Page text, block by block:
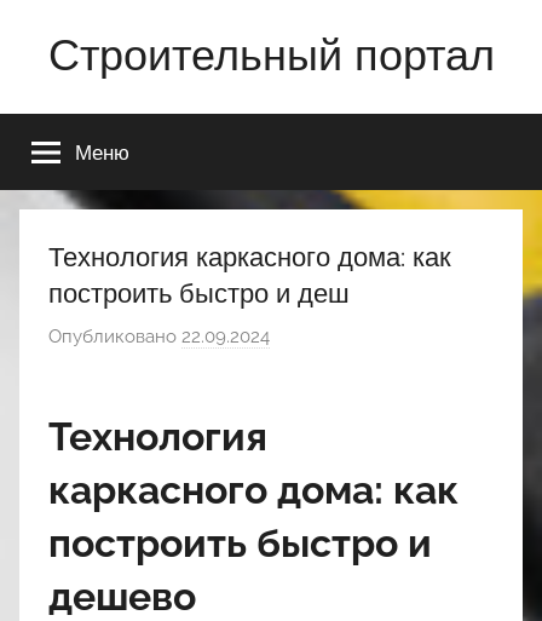
содержимому
Строительный портал
Меню
Технология каркасного дома: как
построить быстро и деш
Опубликовано 22.09.2024
о
м
n
Технология
каркасного дома: как
построить быстро и
дешево